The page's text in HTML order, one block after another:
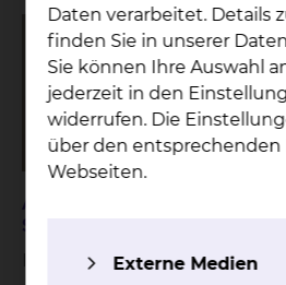
Ausgebucht:
Schwangerschaft und Geburt
Informationsveranstaltung
Daten verarbeitet. Details
finden Sie in unserer
Sie können Ihre Auswahl
jederzeit in den
widerrufen. Die
über den entsprechenden
Webseiten.
Externe Medien